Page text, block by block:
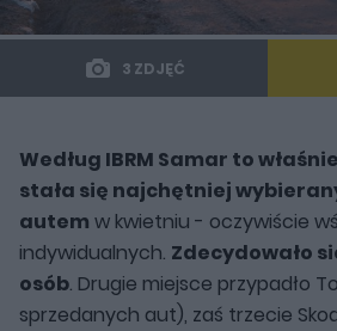
3 ZDJĘĆ
Według IBRM Samar to
stała się najchętniej
autem w kwietniu - oczywiście
indywidualnych. Zdecydowało
osób. Drugie miejsce przypadło
sprzedanych aut), zaś trzecie